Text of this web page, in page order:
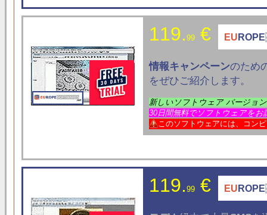
119. 99€ EU ROPE
情報キャンペーンのため
をぜひご紹介します。
新しいソフトウェア バージョ
30日間無料でソフトウェアをお
このソフトウェアには、コン
119. 99€ EU ROPE